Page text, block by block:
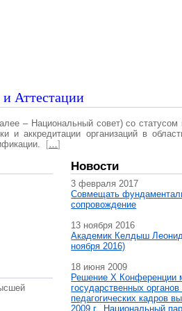
Аттестации
– Национальный совет) со
и аккредитации организаций в
[…]
Новости
3 февраля 2017
Совмещать
сопровождение
13 ноября 2016
Академик Келдыш
ноября 2016)
18 июня 2009
Решение X Конференции
государственных
педагогических кадров
2009 г., Национальный